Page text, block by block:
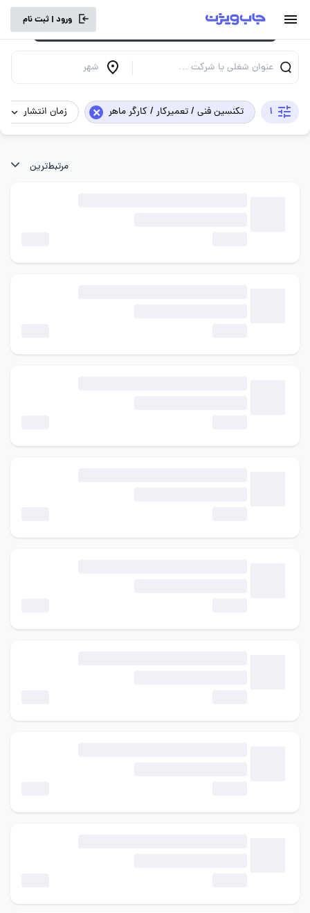
ورود | ثبت نام
عنوان شغلی یا شرکت … شهر
1 تکنسین فنی / تعمیرکار / کارگر ماهر × زمان انتشار
برای تجربه کاربری بهتر و سرعت بالاتر، vpn
خود را خاموش کنید.